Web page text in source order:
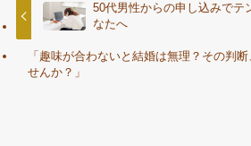
50代男性からの申し込みでテ
なたへ
「趣味が合わないと結婚は無理？その判断
せんか？」